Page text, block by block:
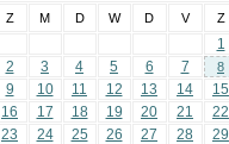
Z M D W D V Z
1
2
3 4 5 6 7 8
9 10 11 12 13 14
15
16
17 18 19 20 21
22
23
24 25 26 27 28
29